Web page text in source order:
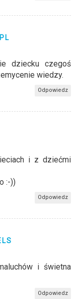
dziecku czegoś
wiedzy.
Odpowiedz
i z dziećmi
:-))
Odpowiedz
i świetna
Odpowiedz